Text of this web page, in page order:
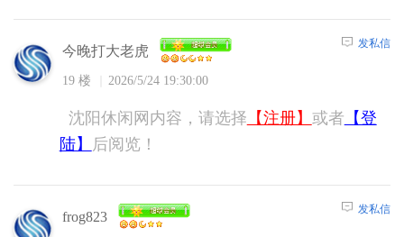
今晚打大老虎
19 楼 2026/5/24 19:30:00
发私信
沈阳休闲网内容，请选择 【注册】 或者 【登
陆】
后阅览！
frog823 发私信